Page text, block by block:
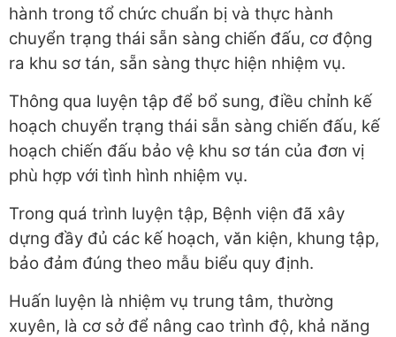
hành trong tổ chức chuẩn bị và thực hành
chuyển trạng thái sẵn sàng chiến đấu, cơ động
ra khu sơ tán, sẵn sàng thực hiện nhiệm vụ.
Thông qua luyện tập để bổ sung, điều chỉnh kế
hoạch chuyển trạng thái sẵn sàng chiến đấu, kế
hoạch chiến đấu bảo vệ khu sơ tán của đơn vị
phù hợp với tình hình nhiệm vụ.
Trong quá trình luyện tập, Bệnh viện đã xây
dựng đầy đủ các kế hoạch, văn kiện, khung tập,
bảo đảm đúng theo mẫu biểu quy định.
Huấn luyện là nhiệm vụ trung tâm, thường
xuyên, là cơ sở để nâng cao trình độ, khả năng